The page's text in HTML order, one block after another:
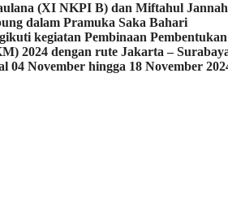
(XI NKPI B) dan Miftahul Jannah
dalam Pramuka Saka Bahari
kegiatan Pembinaan Pembentukan
2024 dengan rute Jakarta –
04 November hingga 18 November